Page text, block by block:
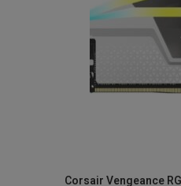
Corsair Vengeance